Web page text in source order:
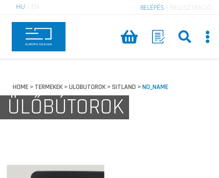
HU EN BELÉPÉS REGISZTRÁCIÓ
HOME > TERMEKEK >ULOBUTOROK >SITLAND >NO_NAME
ÜLŐBÚTOROK